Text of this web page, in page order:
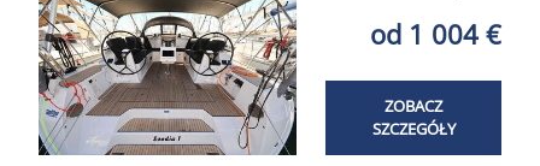
od 1 004 €
ZOBACZ
SZCZEGÓŁY